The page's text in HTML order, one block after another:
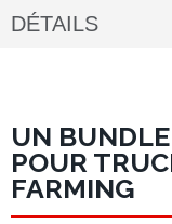
DÉTAILS
UN
POUR
FARMING